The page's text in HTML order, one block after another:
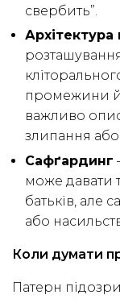
свербить”.
Архітектура
промежини й
важливо
злипання або
Сафґардинг
може давати
батьків, але
або
Коли думати
Патерн